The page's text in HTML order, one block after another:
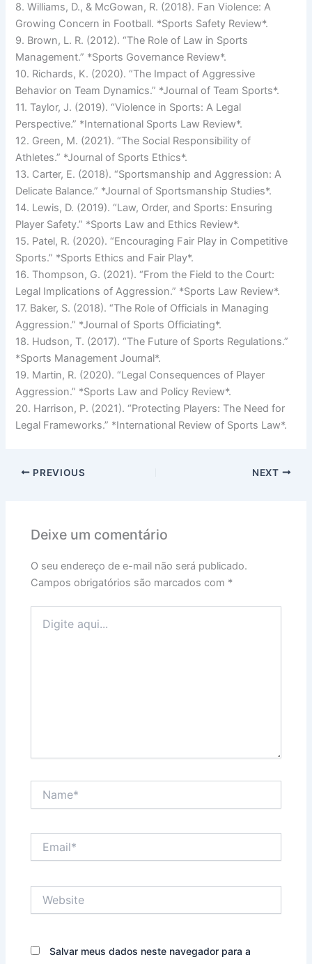
8. Williams, D., & McGowan, R. (2018). Fan Violence: A
Growing Concern in Football. *Sports Safety Review*.
9. Brown, L. R. (2012). “The Role of Law in Sports
Management.” *Sports Governance Review*.
10. Richards, K. (2020). “The Impact of Aggressive
Behavior on Team Dynamics.” *Journal of Team Sports*.
11. Taylor, J. (2019). “Violence in Sports: A Legal
Perspective.” *International Sports Law Review*.
12. Green, M. (2021). “The Social Responsibility of
Athletes.” *Journal of Sports Ethics*.
13. Carter, E. (2018). “Sportsmanship and Aggression: A
Delicate Balance.” *Journal of Sportsmanship Studies*.
14. Lewis, D. (2019). “Law, Order, and Sports: Ensuring
Player Safety.” *Sports Law and Ethics Review*.
15. Patel, R. (2020). “Encouraging Fair Play in Competitive
Sports.” *Sports Ethics and Fair Play*.
16. Thompson, G. (2021). “From the Field to the Court:
Legal Implications of Aggression.” *Sports Law Review*.
17. Baker, S. (2018). “The Role of Officials in Managing
Aggression.” *Journal of Sports Officiating*.
18. Hudson, T. (2017). “The Future of Sports Regulations.”
*Sports Management Journal*.
19. Martin, R. (2020). “Legal Consequences of Player
Aggression.” *Sports Law and Policy Review*.
20. Harrison, P. (2021). “Protecting Players: The Need for
Legal Frameworks.” *International Review of Sports Law*.
PREVIOUS NEXT
Deixe um comentário
O seu endereço de e-mail não será publicado.
Campos obrigatórios são marcados com *
aqui...
Salvar meus dados neste navegador para a